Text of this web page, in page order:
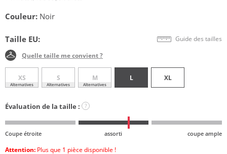
Couleur: Noir
Taille EU: Guide des tailles
Quelle taille me convient ?
XS
Alternatives
S
Alternatives
M
Alternatives
L XL
Évaluation de la taille : ?
Coupe étroite assorti coupe ample
Attention: Plus que 1 pièce disponible !